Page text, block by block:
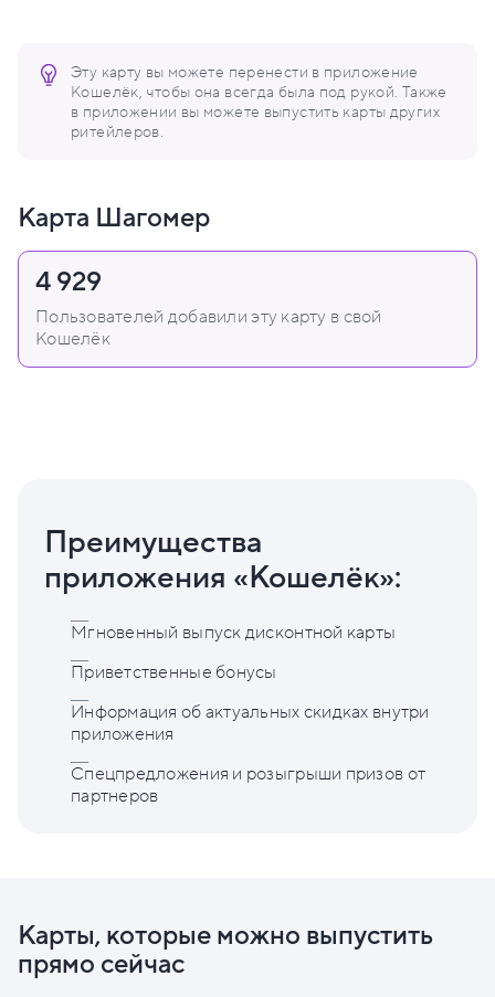
Эту карту вы можете перенести в приложение
Кошелёк, чтобы она всегда была под рукой. Также
в приложении вы можете выпустить карты других
ритейлеров.
Карта Шагомер
4 929
Пользователей добавили эту карту в свой
Кошелёк
Преимущества
приложения «Кошелёк»:
Мгновенный выпуск дисконтной карты
Приветственные бонусы
Информация об актуальных скидках внутри
приложения
Спецпредложения и розыгрыши призов от
партнеров
Карты, которые можно выпустить
прямо сейчас